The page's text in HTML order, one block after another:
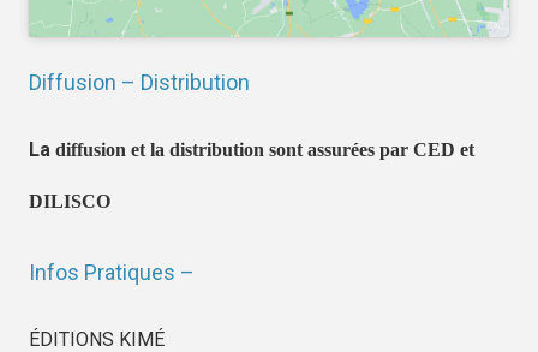
Diffusion – Distribution
La diffusion et la distribution sont assurées par CED et
DILISCO
Infos Pratiques –
ÉDITIONS KIMÉ